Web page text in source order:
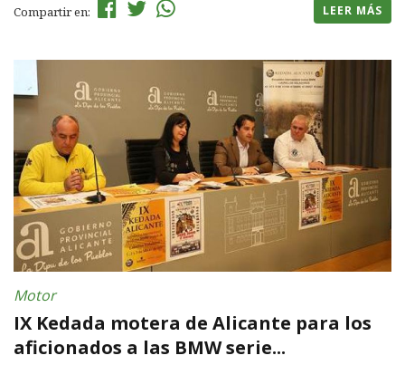
Compartir en: LEER MÁS
Motor
IX Kedada motera de Alicante para los
aficionados a las BMW serie...